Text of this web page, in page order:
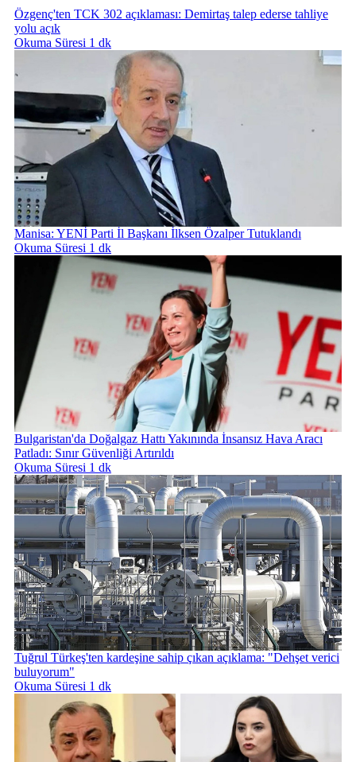
Özgenç'ten TCK 302 açıklaması: Demirtaş talep ederse tahliye
yolu açık
Okuma Süresi 1 dk
Manisa: YENİ Parti İl Başkanı İlksen Özalper Tutuklandı
Okuma Süresi 1 dk
Bulgaristan'da Doğalgaz Hattı Yakınında İnsansız Hava Aracı
Patladı: Sınır Güvenliği Artırıldı
Okuma Süresi 1 dk
Tuğrul Türkeş'ten kardeşine sahip çıkan açıklama: "Dehşet verici
buluyorum"
Okuma Süresi 1 dk